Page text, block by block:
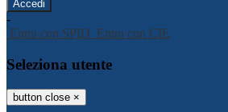
-
Entra con SPID Entra con CIE
Seleziona utente
button close ×